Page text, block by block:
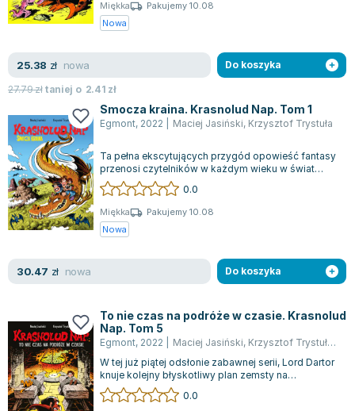
Książki o naukach politycznych dla studentów
Książki do nauk społecznych dla studentów
Książki do nauk ścisłych dla studentów
Prawo - książki dla studentów
Technologia żywności - książki
Zarządzanie i marketing - książki
Nauka języków obcych - książki
Podręczniki dla nauczycieli - metodyka
Repetytoria, testy i materiały pomocnicze
Bolesław Prus
Wanda Chotomska
Józef Ignacy Kraszewski
Clive Staples Lewis
Martyna Wojciechowska
Melissa De la Cruz
Blanka Lipińska
Jaś Kapela
Agatha Christie
Witold Gadowski
Marcin Kowalczyk
Joanna Jabłczyńska
Piotr Kościelny
Jan Piński
Zygmunt Freud
Agata Passent
Miękka
Pakujemy 10.08
Nowa
25.38 zł nowa
27.79złtaniej o 2.41 zł
Do koszyka
Smocza kraina. Krasnolud Nap. Tom 1
Egmont, 2022 Maciej Jasiński, Krzysztof Trystuła
Ta pełna ekscytujących przygód opowieść fantasy
przenosi czytelników w każdym wieku w świat
niesamowitych wydarzeń. Album stanowi...
0.0
Miękka
Pakujemy 10.08
Nowa
30.47 zł nowa Do koszyka
To nie czas na podróże w czasie. Krasnolud
Nap. Tom 5
Egmont, 2022 Maciej Jasiński, Krzysztof Trystuła ,
W tej już piątej odsłonie zabawnej serii, Lord Dartor
knuje kolejny błyskotliwy plan zemsty na
Krasnoludzie Napie oraz jego wierny...
0.0